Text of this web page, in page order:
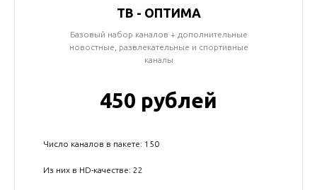
ТВ - ОПТИМА
Базовый набор каналов + дополнительные
новостные, развлекательные и спортивные
каналы
450 рублей
Число каналов в пакете: 150
Из них в HD-качестве: 22